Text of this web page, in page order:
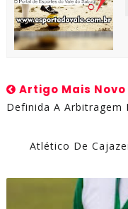
Artigo Mais Novo
Definida A Arbitragem
Atlético De